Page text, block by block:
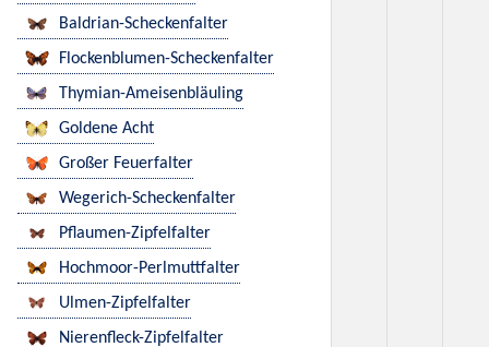
Baldrian-Scheckenfalter
Flockenblumen-Scheckenfalter
Thymian-Ameisenbläuling
Goldene Acht
Großer Feuerfalter
Wegerich-Scheckenfalter
Pflaumen-Zipfelfalter
Hochmoor-Perlmuttfalter
Ulmen-Zipfelfalter
Nierenfleck-Zipfelfalter